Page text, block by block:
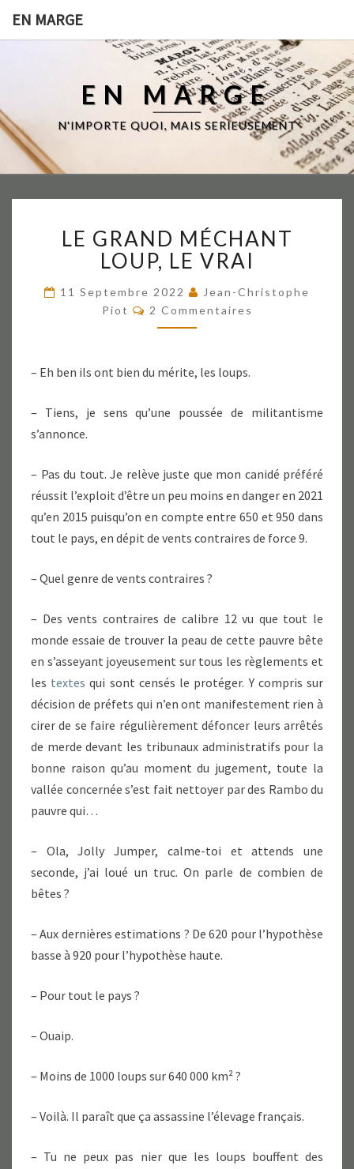
EN MARGE
EN MARGE
N'IMPORTE QUOI, MAIS SERIEUSEMENT
GRAND
MÉCHANT
LOUP,
LE
VRAI
LE GRAND MÉCHANT
LOUP, LE VRAI
11 Septembre 2022
Jean-Christophe
Piot
Commentaires
2 Commentaires
– Eh ben ils ont bien du mérite, les loups.
– Tiens, je sens qu’une poussée de militantisme
s’annonce.
– Pas du tout. Je relève juste que mon canidé préféré
réussit l’exploit d’être un peu moins en danger en 2021
qu’en 2015 puisqu’on en compte entre 650 et 950 dans
tout le pays, en dépit de vents contraires de force 9.
– Quel genre de vents contraires ?
– Des vents contraires de calibre 12 vu que tout le
monde essaie de trouver la peau de cette pauvre bête
en s’asseyant joyeusement sur tous les règlements et
les textes qui sont censés le protéger. Y compris sur
décision de préfets qui n’en ont manifestement rien à
cirer de se faire régulièrement défoncer leurs arrêtés
de merde devant les tribunaux administratifs pour la
bonne raison qu’au moment du jugement, toute la
vallée concernée s’est fait nettoyer par des Rambo du
pauvre qui…
– Ola, Jolly Jumper, calme-toi et attends une
seconde, j’ai loué un truc. On parle de combien de
bêtes ?
– Aux dernières estimations ? De 620 pour l’hypothèse
basse à 920 pour l’hypothèse haute.
– Pour tout le pays ?
– Ouaip.
– Moins de 1000 loups sur 640 000 km² ?
– Voilà. Il paraît que ça assassine l’élevage français.
– Tu ne peux pas nier que les loups bouffent des